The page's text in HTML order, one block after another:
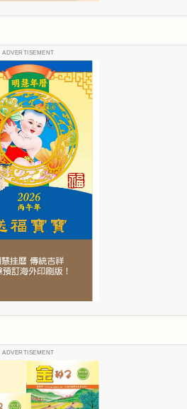
ADVERTISEMENT
ADVERTISEMENT